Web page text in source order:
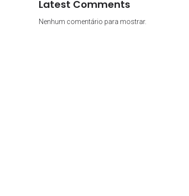
Latest Comments
Nenhum comentário para mostrar.